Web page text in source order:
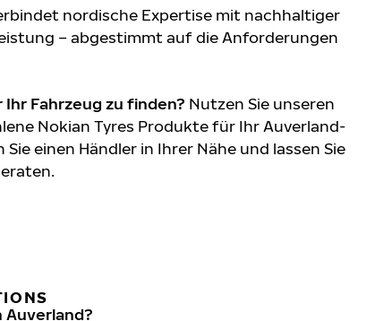
nordische Expertise mit nachhaltiger
– abgestimmt auf die Anforderungen
Fahrzeug zu finden? Nutzen Sie unseren
Nokian Tyres Produkte für Ihr Auverland-
einen Händler in Ihrer Nähe und lassen Sie
Auverland?